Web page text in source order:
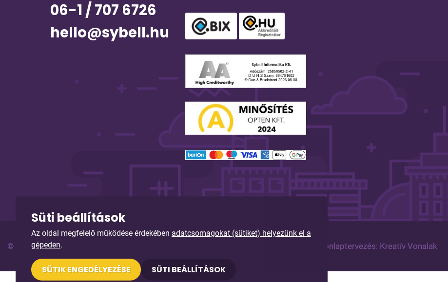
Süti beállítások
Az oldal megfelelő működése érdekében adatcsomagokat (sütiket) helyezünk el a
gépeden.
SÜTIK ENGEDÉLYEZÉSE SÜTI BEÁLLÍTÁSOK
06-1 / 707 6726
hello@sybell.hu
© Copyright 2026. Sybell Informatika Kft. Minden jog fenntartva! Arculattervezés, honlaptervezés: Kreatív Vonalak